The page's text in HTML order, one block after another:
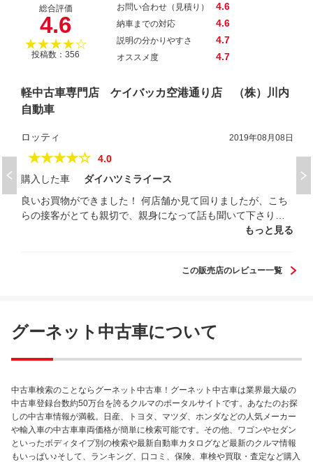
総合評価
4.6
★★★★☆
投稿数：356
お問い合わせ（見積り） 4.6
納車までの対応 4.6
説明の分かりやすさ 4.7
オススメ度 4.7
軽中古車専門店 ケイバッカ空港通り店 （株）川内
自動車
ロッティ 2019年08月08日
★★★★☆
4.0
購入した車
ダイハツミライース
良いお買物ができました！ 何店舗か見て回りましたが、こち
らの接客がとても親切で、親身になって話も聞いて下さり、
「ここで買いたいなー」と思えました。 ちょうど希望に沿っ
もっと見る
この販売店のレビュー一覧
グーネット中古車について
中古車検索のことならグーネット中古車！グーネット中古車は業界最大級の
中古車登録台数約50万台を誇るクルマのポータルサイトです。あなたのお探
しの中古車情報が満載。日産、トヨタ、マツダ、ホンダなどの人気メーカー
や輸入車の中古車車両価格が簡単に検索可能です。その他、ワゴンやセダン
といったボディタイプ別の検索や最新自動車カタログなど最新のクルマ情報
もいっぱい♪そして、ランキング、口コミ、保険、車検や買取・査定など購入